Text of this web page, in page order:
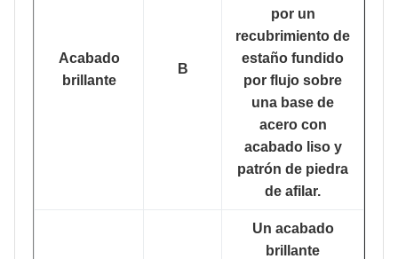
Acabado
brillante
B
por un
recubrimiento de
estaño fundido
por flujo sobre
una base de
acero con
acabado liso y
patrón de piedra
de afilar.
Un acabado
brillante